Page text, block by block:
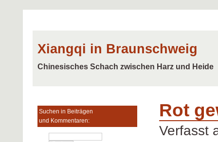
Xiangqi in Braunschweig
Chinesisches Schach zwischen Harz und Heide
Suchen in Beiträgen
und Kommentaren:
Rot
Verfasst